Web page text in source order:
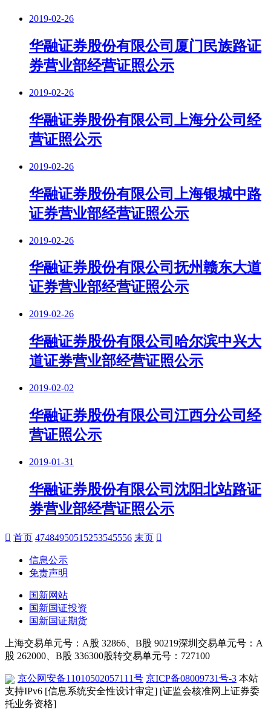
2019-02-26
华融证券股份有限公司厦门民族路证
券营业部经营证照公示
2019-02-26
华融证券股份有限公司上海分公司经
营证照公示
2019-02-26
华融证券股份有限公司上海银城中路
证券营业部经营证照公示
2019-02-26
华融证券股份有限公司抚州赣东大道
证券营业部经营证照公示
2019-02-26
华融证券股份有限公司哈尔滨中兴大
道证券营业部经营证照公示
2019-02-02
华融证券股份有限公司江西分公司经
营证照公示
2019-01-31
华融证券股份有限公司沈阳北站路证
券营业部经营证照公示
首页 4748495051 5253545556 末页
信息公示
免责声明
国新网站
国新国证投资
国新国证期货
上海交易单元号：A股 32866、B股 90219深圳交易单元号：A
股 262000、B股 336300股转交易单元号：727100
京公网安备11010502057111号 京ICP备08009731号-3 本站
支持IPv6 [信息系统安全性设计审定] [证监会核准网上证券委
托业务资格]